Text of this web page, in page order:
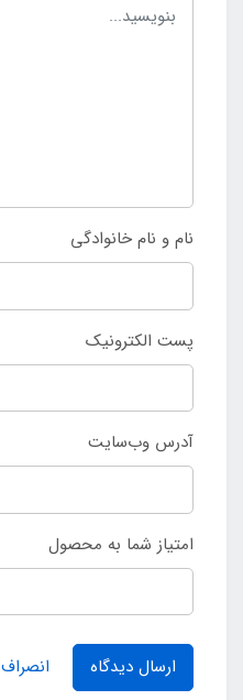
نام و نام خانوادگی
پست الکترونیک
آدرس وب‌سایت
امتیاز شما به محصول
ارسال دیدگاه انصراف